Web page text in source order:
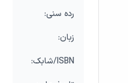
:رده‌ سنی
:زبان
:شابک/ISBN